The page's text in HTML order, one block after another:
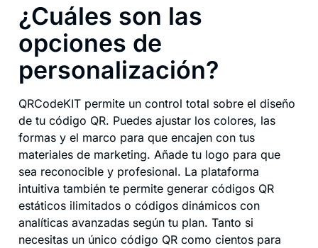
¿Cuáles son las
opciones de
personalización?
QRCodeKIT permite un control total sobre el diseño
de tu código QR. Puedes ajustar los colores, las
formas y el marco para que encajen con tus
materiales de marketing. Añade tu logo para que
sea reconocible y profesional. La plataforma
intuitiva también te permite generar códigos QR
estáticos ilimitados o códigos dinámicos con
analíticas avanzadas según tu plan. Tanto si
necesitas un único código QR como cientos para